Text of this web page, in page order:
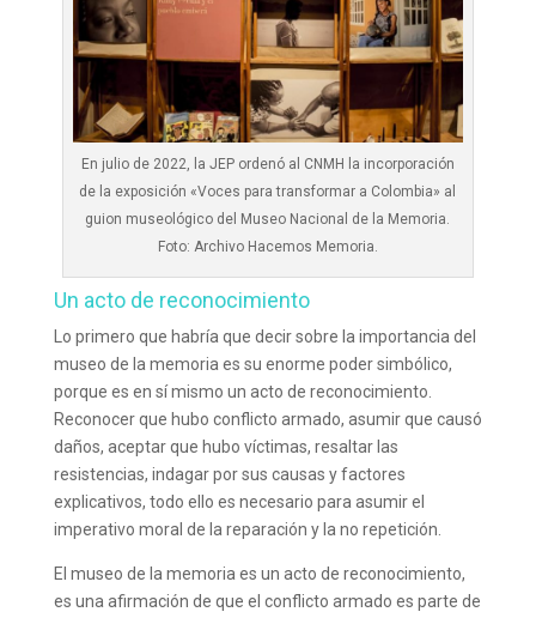
En julio de 2022, la JEP ordenó al CNMH la incorporación
de la exposición «Voces para transformar a Colombia» al
guion museológico del Museo Nacional de la Memoria.
Foto: Archivo Hacemos Memoria.
Un acto de reconocimiento
Lo primero que habría que decir sobre la importancia del
museo de la memoria es su enorme poder simbólico,
porque es en sí mismo un acto de reconocimiento.
Reconocer que hubo conflicto armado, asumir que causó
daños, aceptar que hubo víctimas, resaltar las
resistencias, indagar por sus causas y factores
explicativos, todo ello es necesario para asumir el
imperativo moral de la reparación y la no repetición.
El museo de la memoria es un acto de reconocimiento,
es una afirmación de que el conflicto armado es parte de